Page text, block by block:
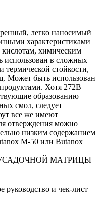
легко наносимый
характеристиками
химическим
использован в сложных
стойкости,
Может быть использован
Хотя 272B
образованию
смол, следует
все же имеют
отверждения можно
низким содержанием
M-50 или Butanox
МАТРИЦЫ
руководство и чек-лист